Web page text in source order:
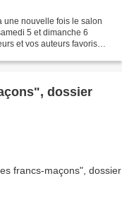
une nouvelle fois le salon
5 et dimanche 6
et vos auteurs favoris
dossier